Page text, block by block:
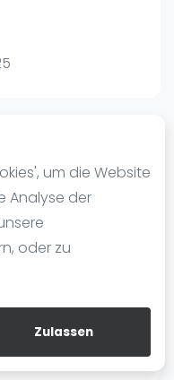
um die Website
Analyse der
oder zu
Zulassen